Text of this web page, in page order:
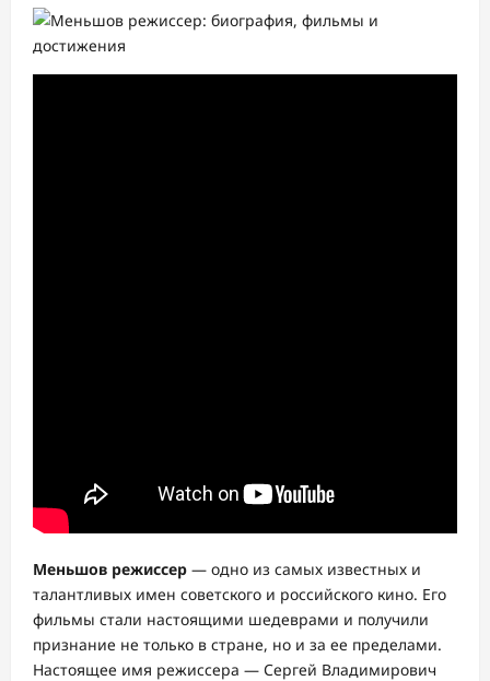
Меньшов режиссер — одно из самых известных и
талантливых имен советского и российского кино. Его
фильмы стали настоящими шедеврами и получили
признание не только в стране, но и за ее пределами.
Настоящее имя режиссера — Сергей Владимирович